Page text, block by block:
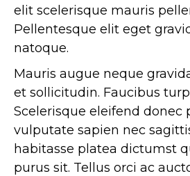
elit scelerisque mauris
Pellentesque elit eget
natoque.
Mauris augue neque
et sollicitudin. Faucibus
Scelerisque eleifend donec
vulputate sapien nec
habitasse platea dictumst
purus sit. Tellus orci ac